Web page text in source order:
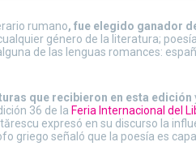
rumano, fue elegido ganador
género de la literatura;
de las lenguas romances:
que recibieron en esta edición
36 de la Feria Internacional del
expresó en su discurso la
griego señaló que la poesía es